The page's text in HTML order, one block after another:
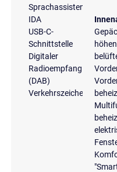
Sprachassistent
IDA
USB-C-
Schnittstelle
Digitaler
Radioempfang
(DAB)